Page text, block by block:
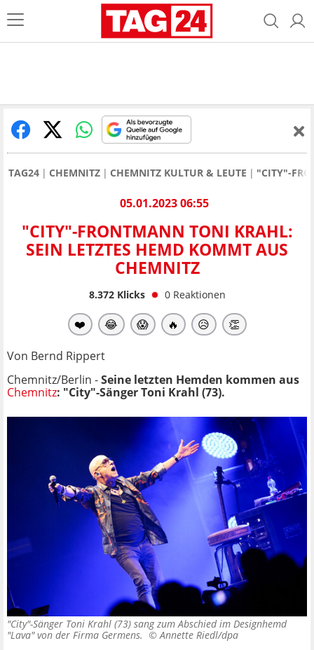
TAG24 CHEMNITZ CHEMNITZ KULTUR & LEUTE "CITY"-
05.01.2023 06:55
"CITY"-FRONTMANN TONI KRAHL:
SEIN LETZTES HEMD KOMMT AUS
CHEMNITZ
8.372Klicks 0 Reaktionen
❤️ 😂 😱 🔥 😥 👏
Von Bernd Rippert
Chemnitz/Berlin -Seine letzten Hemden kommen aus
Chemnitz: "City"-Sänger Toni Krahl (73).
"City"-Sänger Toni Krahl (73) sang zum Abschied im Designhemd
"Lava" von der Firma Germens. ©Annette Riedl/dpa